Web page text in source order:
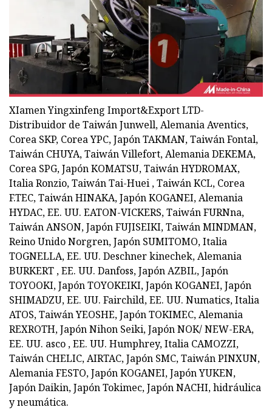
XIamen Yingxinfeng Import&Export LTD-
Distribuidor de Taiwán Junwell, Alemania Aventics,
Corea SKP, Corea YPC, Japón TAKMAN, Taiwán Fontal,
Taiwán CHUYA, Taiwán Villefort, Alemania DEKEMA,
Corea SPG, Japón KOMATSU, Taiwán HYDROMAX,
Italia Ronzio, Taiwán Tai-Huei , Taiwán KCL, Corea
F.TEC, Taiwán HINAKA, Japón KOGANEI, Alemania
HYDAC, EE. UU. EATON-VICKERS, Taiwán FURNna,
Taiwán ANSON, Japón FUJISEIKI, Taiwán MINDMAN,
Reino Unido Norgren, Japón SUMITOMO, Italia
TOGNELLA, EE. UU. Deschner kinechek, Alemania
BURKERT , EE. UU. Danfoss, Japón AZBIL, Japón
TOYOOKI, Japón TOYOKEIKI, Japón KOGANEI, Japón
SHIMADZU, EE. UU. Fairchild, EE. UU. Numatics, Italia
ATOS, Taiwán YEOSHE, Japón TOKIMEC, Alemania
REXROTH, Japón Nihon Seiki, Japón NOK/ NEW-ERA,
EE. UU. asco , EE. UU. Humphrey, Italia CAMOZZI,
Taiwán CHELIC, AIRTAC, Japón SMC, Taiwán PINXUN,
Alemania FESTO, Japón KOGANEI, Japón YUKEN,
Japón Daikin, Japón Tokimec, Japón NACHI, hidráulica
y neumática.